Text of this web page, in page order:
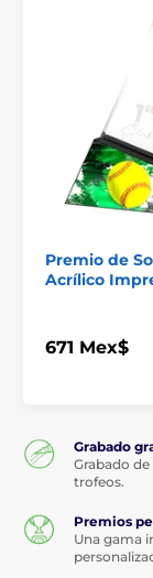
Premio de
Acrílico
671 Mex$
Grabado
Grabado
trofeos.
Premios
Una gama